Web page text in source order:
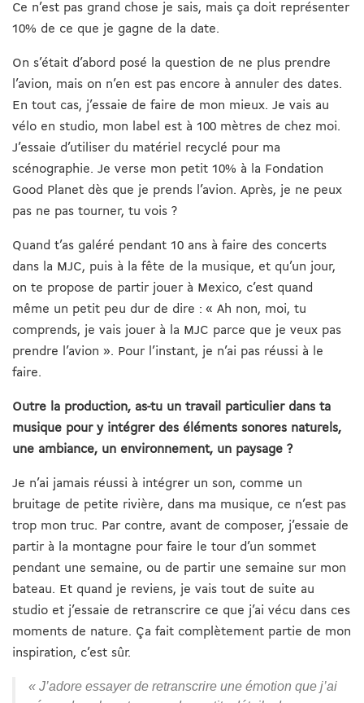
Ce n’est pas grand chose je sais, mais ça doit représenter
10% de ce que je gagne de la date.
On s’était d’abord posé la question de ne plus prendre
l’avion, mais on n’en est pas encore à annuler des dates.
En tout cas, j’essaie de faire de mon mieux. Je vais au
vélo en studio, mon label est à 100 mètres de chez moi.
J’essaie d’utiliser du matériel recyclé pour ma
scénographie. Je verse mon petit 10% à la Fondation
Good Planet dès que je prends l’avion. Après, je ne peux
pas ne pas tourner, tu vois ?
Quand t’as galéré pendant 10 ans à faire des concerts
dans la MJC, puis à la fête de la musique, et qu’un jour,
on te propose de partir jouer à Mexico, c’est quand
même un petit peu dur de dire : « Ah non, moi, tu
comprends, je vais jouer à la MJC parce que je veux pas
prendre l’avion ». Pour l’instant, je n’ai pas réussi à le
faire.
Outre la production, as-tu un travail particulier dans ta
musique pour y intégrer des éléments sonores naturels,
une ambiance, un environnement, un paysage ?
Je n’ai jamais réussi à intégrer un son, comme un
bruitage de petite rivière, dans ma musique, ce n’est pas
trop mon truc. Par contre, avant de composer, j’essaie de
partir à la montagne pour faire le tour d’un sommet
pendant une semaine, ou de partir une semaine sur mon
bateau. Et quand je reviens, je vais tout de suite au
studio et j’essaie de retranscrire ce que j’ai vécu dans ces
moments de nature. Ça fait complètement partie de mon
inspiration, c’est sûr.
« J’adore essayer de retranscrire une émotion que j’ai